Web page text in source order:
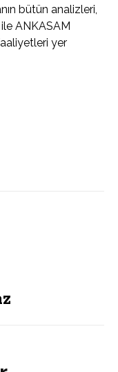
bütün analizleri,
ANKASAM
yer